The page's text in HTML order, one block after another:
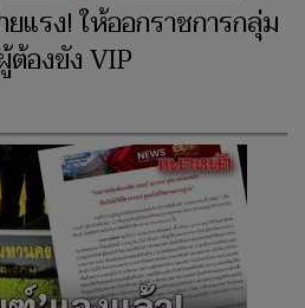
รง! ให้ออกราชการกลุ่ม
องขัง VIP